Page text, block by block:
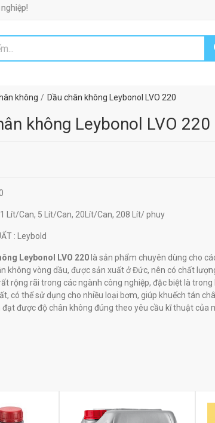
không Dầu chân không Leybonol LVO 220
không Leybonol LVO 220
1 Lít/Can, 5 Lít/Can, 20Lít/Can, 208 Lít/ phuy
: Leybold
Leybonol LVO 220 là sản phẩm chuyên dùng cho
không vòng dầu, được sản xuất ở Đức, nên có chất
rộng rãi trong các ngành công nghiệp, đặc biệt là
có thể sử dụng cho nhiều loại bơm, giúp khuếch tán
đạt được độ chân không đúng theo yêu cầu kĩ thuật của